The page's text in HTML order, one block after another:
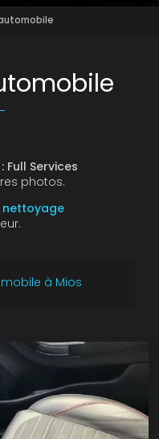
Services
photos.
nettoyage
à Mios